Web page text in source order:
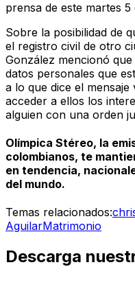
prensa de este martes
Sobre la posibilidad de
el registro civil de otro
González mencionó
datos personales que
a lo que dice el
acceder a ellos los
alguien con una orden
Olímpica Stéreo, la
colombianos, te
en tendencia,
del mundo.
Temas relacionados:
AguilarMatrimonio
Descarga